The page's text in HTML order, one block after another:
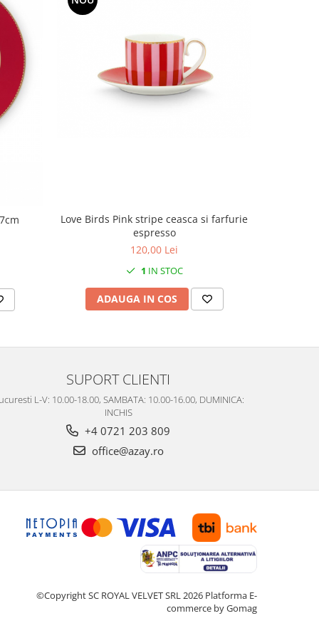
Love Birds Pink stripe ceasca si farfurie
espresso
120,00 Lei
1 IN STOC
ADAUGA IN COS
SUPORT CLIENTI
L-V: 10.00-18.00, SAMBATA: 10.00-16.00, DUMINICA:
INCHIS
+4 0721 203 809
office@azay.ro
©Copyright SC ROYAL VELVET SRL 2026 Platforma E-
commerce by Gomag